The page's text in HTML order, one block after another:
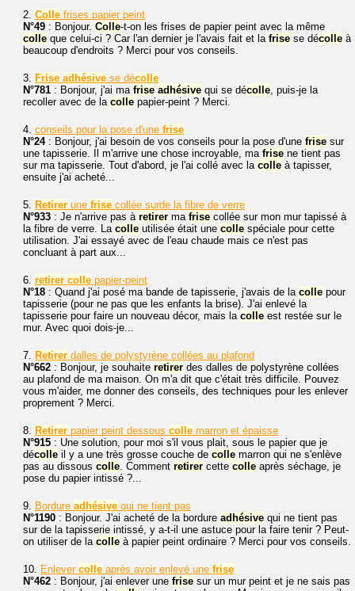
2. Colle frises papier peint
N°49 : Bonjour. Colle-t-on les frises de papier peint avec la même
colle que celui-ci ? Car l'an dernier je l'avais fait et la frise se décolle à
beaucoup d'endroits ? Merci pour vos conseils.
3. Frise adhésive se décolle
N°781 : Bonjour, j'ai ma frise adhésive qui se décolle, puis-je la
recoller avec de la colle papier-peint ? Merci.
4. conseils pour la pose d'une frise
N°24: Bonjour, j'ai besoin de vos conseils pour la pose d'une frise sur
une tapisserie. Il m'arrive une chose incroyable, ma frise ne tient pas
sur ma tapisserie. Tout d'abord, je l'ai collé avec la colle à tapisser,
ensuite j'ai acheté...
5. Retirer une frise collée surde la fibre de verre
N°933 : Je n'arrive pas à retirer ma frise collée sur mon mur tapissé à
la fibre de verre. La colle utilisée était une colle spéciale pour cette
utilisation. J'ai essayé avec de l'eau chaude mais ce n'est pas
concluant à part aux...
6. retirer colle papier-peint
N°18 : Quand j'ai posé ma bande de tapisserie, j'avais de la colle pour
tapisserie (pour ne pas que les enfants la brise). J'ai enlevé la
tapisserie pour faire un nouveau décor, mais la colle est restée sur le
mur. Avec quoi dois-je...
7. Retirer dalles de polystyrène collées au plafond
N°662 : Bonjour, je souhaite retirer des dalles de polystyrène collées
au plafond de ma maison. On m'a dit que c'était très difficile. Pouvez
vous m'aider, me donner des conseils, des techniques pour les enlever
proprement ? Merci.
8. Retirer papier peint dessous colle marron et épaisse
N°915 : Une solution, pour moi s'il vous plait, sous le papier que je
décolle il y a une très grosse couche de colle marron qui ne s'enlève
pas au dissous colle. Comment retirer cette colle après séchage, je
pose du papier intissé ?...
9. Bordure adhésive qui ne tient pas
N°1190 : Bonjour. J'ai acheté de la bordure adhésive qui ne tient pas
sur de la tapisserie intissé, y a-t-il une astuce pour la faire tenir ? Peut-
on utiliser de la colle à papier peint ordinaire ? Merci pour vos conseils.
10. Enlever colle après avoir enlevé une frise
N°462 : Bonjour, j'ai enlever une frise sur un mur peint et je ne sais pas